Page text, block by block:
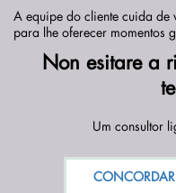
A equipe do cliente cuida de
para lhe oferecer momentos
Non esitare a
Um consultor